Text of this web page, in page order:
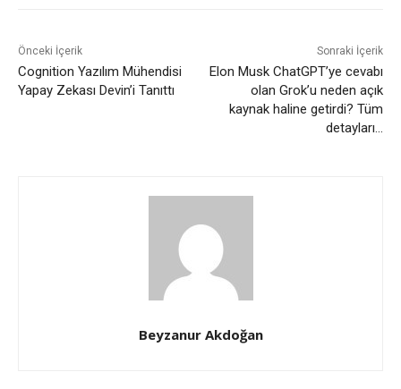
Önceki İçerik
Cognition Yazılım Mühendisi
Yapay Zekası Devin’i Tanıttı
Sonraki İçerik
Elon Musk ChatGPT’ye cevabı
olan Grok’u neden açık
kaynak haline getirdi? Tüm
detayları…
Beyzanur Akdoğan